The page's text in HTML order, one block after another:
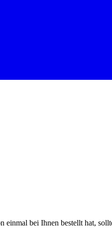
einmal bei Ihnen bestellt hat,